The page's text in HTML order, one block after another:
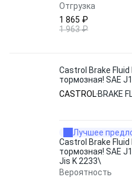
Отгрузка
1 865 ₽
1 963 ₽
Castrol Brake
тормозная! SAE
4925 и Jis K 2233\
CASTROL BRAKE
Лучшее
Castrol Brake
тормозная! SAE
Jis K 2233\
Вероятность